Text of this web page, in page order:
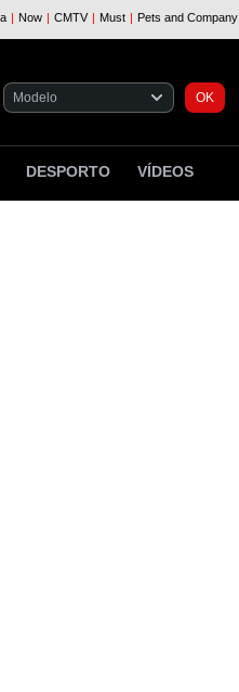
DESPORTO VÍDEOS